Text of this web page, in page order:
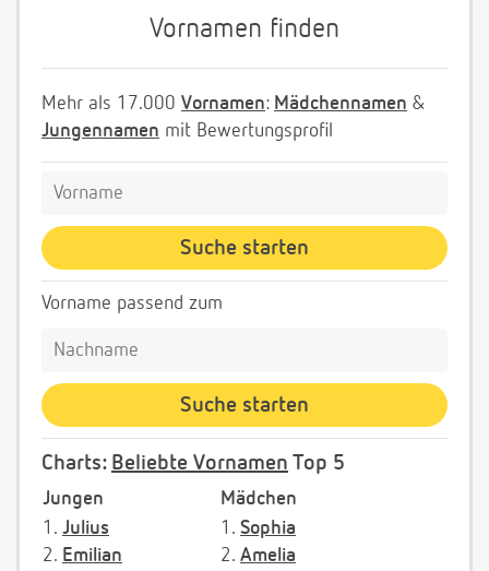
Vornamen finden
Mehr als 17.000 Vornamen: Mädchennamen &
Jungennamen mit Bewertungsprofil
Vorname passend zum
Charts: Beliebte Vornamen Top 5
Jungen
Mädchen
1. Julius
2. Emilian
1. Sophia
2. Amelia